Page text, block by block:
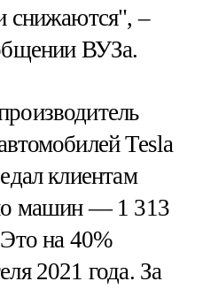
снижаются", –
ВУЗа.
Tesla
клиентам
машин — 1 313
на 40%
2021 года. За